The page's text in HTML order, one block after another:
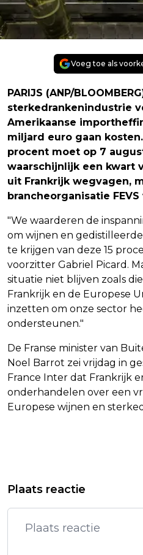
Voeg toe als
PARIJS (ANP/
sterkedrankenindustrie
Amerikaanse
miljard euro gaan
procent moet op 7
waarschijnlijk een kwart
uit Frankrijk wegvagen,
brancheorganisatie
"We waarderen de
om wijnen en
te krijgen van deze 15
voorzitter Gabriel Picard.
situatie niet blijven zoals
Frankrijk en de Europese
inzetten om onze sector
ondersteunen."
De Franse minister van
Noel Barrot zei vrijdag in
France Inter dat Frankrijk
onderhandelen over een
Europese wijnen en
WITKOFF AAN GAZA
EFTELING
RECORD VAN
WERELD
Plaats reactie